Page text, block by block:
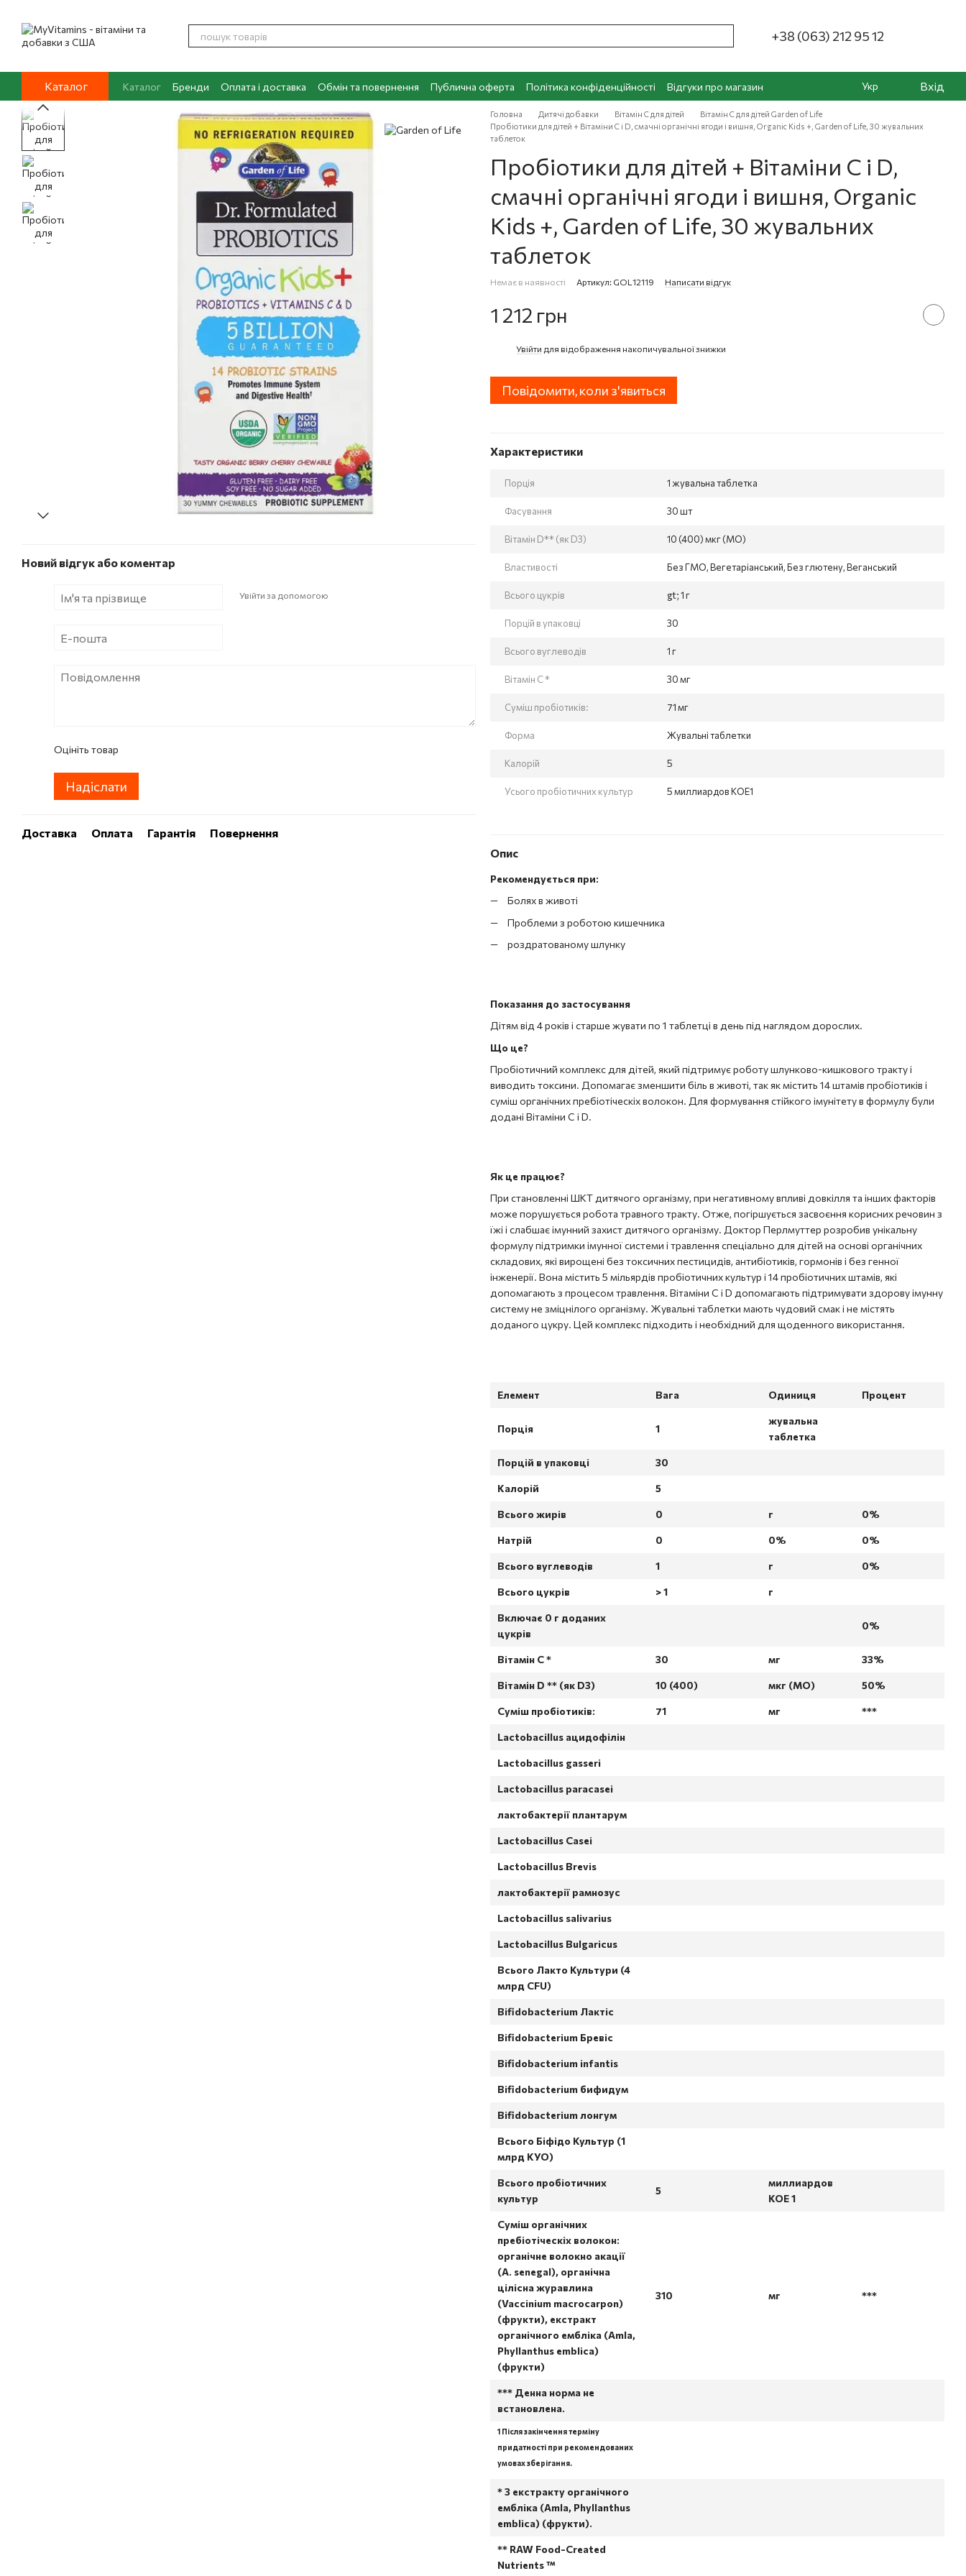
+38 (063) 212 95 12
Каталог Каталог Бренди Оплата і доставка Обмін та повернення Публична оферта Політика конфіденційності
Відгуки про магазин
Контакти
Про нас Блог
Укр Вхід
Новий відгук або коментар
Увійти за допомогою
Оцініть товар
Надіслати
Доставка Оплата Гарантія Повернення
Головна Дитячі добавки Вітамін С для дітей
Вітамін С для дітей Garden of Life
Пробіотики для дітей + Вітаміни C і D, смачні органічні ягоди і вишня, Organic Kids +, Garden of Life, 30 жувальних
таблеток
Пробіотики для дітей + Вітаміни C і D,
смачні органічні ягоди і вишня, Organic
Kids +, Garden of Life, 30 жувальних
таблеток
Немає в наявності Артикул: GOL12119 Написати відгук
1 212 грн
Увійти для відображення накопичувальної знижки
Повідомити, коли з'явиться
Характеристики
Порція 1 жувальна таблетка
Фасування 30 шт
Вітамін D** (як D3) 10 (400) мкг (МО)
Властивості Без ГМО, Вегетаріанський, Без глютену, Веганський
Всього цукрів gt; 1 г
Порцій в упаковці 30
Всього вуглеводів 1 г
Вітамін C * 30 мг
Суміш пробіотиків: 71 мг
Форма Жувальні таблетки
Калорій 5
Усього пробіотичних культур 5 миллиардов КОЕ1
Опис
Рекомендується при:
Болях в животі
Проблеми з роботою кишечника
роздратованому шлунку
Показання до застосування
Дітям від 4 років і старше жувати по 1 таблетці в день під наглядом дорослих.
Що це?
Пробіотичний комплекс для дітей, який підтримує роботу шлунково-кишкового тракту і
виводить токсини. Допомагає зменшити біль в животі, так як містить 14 штамів пробіотиків і
суміш органічних пребіотіческіх волокон. Для формування стійкого імунітету в формулу були
додані Вітаміни C і D.
Як це працює?
При становленні ШКТ дитячого організму, при негативному впливі довкілля та інших факторів
може порушується робота травного тракту. Отже, погіршується засвоєння корисних речовин з
їжі і слабшає імунний захист дитячого організму. Доктор Перлмуттер розробив унікальну
формулу підтримки імунної системи і травлення спеціально для дітей на основі органічних
складових, які вирощені без токсичних пестицидів, антибіотиків, гормонів і без генної
інженерії. Вона містить 5 мільярдів пробіотичних культур і 14 пробіотичних штамів, які
допомагають з процесом травлення. Вітаміни C і D допомагають підтримувати здорову імунну
систему не зміцнілого організму. Жувальні таблетки мають чудовий смак і не містять
доданого цукру. Цей комплекс підходить і необхідний для щоденного використання.
Елемент Вага Одиниця Процент
Порція 1
жувальна
таблетка
Порцій в упаковці 30
Калорій 5
Всього жирів 0 г 0%
Натрій 0 0% 0%
Всього вуглеводів 1 г 0%
Всього цукрів > 1 г
Включає 0 г доданих
цукрів
0%
Вітамін C * 30 мг 33%
Вітамін D ** (як D3) 10 (400) мкг (МО) 50%
Суміш пробіотиків: 71 мг ***
Lactobacillus ацидофілін
Lactobacillus gasseri
Lactobacillus paracasei
лактобактерії плантарум
Lactobacillus Casei
Lactobacillus Brevis
лактобактерії рамнозус
Lactobacillus salivarius
Lactobacillus Bulgaricus
Всього Лакто Культури (4
млрд CFU)
Bifidobacterium Лактіс
Bifidobacterium Бревіс
Bifidobacterium infantis
Bifidobacterium бифидум
Bifidobacterium лонгум
Всього Біфідо Культур (1
млрд КУО)
Всього пробіотичних
культур
5
миллиардов
КОЕ 1
Суміш органічних
пребіотіческіх волокон:
органічне волокно акації
(A. senegal), органічна
цілісна журавлина
(Vaccinium macrocarpon)
(фрукти), екстракт
органічного ембліка (Amla,
Phyllanthus emblica)
(фрукти)
310 мг ***
*** Денна норма не
встановлена.
1 Після закінчення терміну
придатності при рекомендованих
умовах зберігання.
* З екстракту органічного
ембліка (Amla, Phyllanthus
emblica) (фрукти).
** RAW Food-Created
Nutrients ™